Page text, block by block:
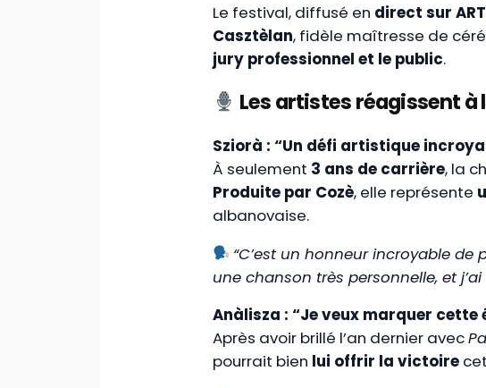
Le festival, diffusé en direct sur
Casztèlan, fidèle maîtresse de
jury professionnel et le public.
Les artistes réagissent à
Sziorà : “Un défi artistique
À seulement 3 ans de carrière, la
Produite par Cozè, elle représente
albanovaise.
“C’est un honneur incroyable
une chanson très personnelle, et
Anàlisza : “Je veux marquer cette
Après avoir brillé l’an dernier avec
pourrait bien lui offrir la victoire